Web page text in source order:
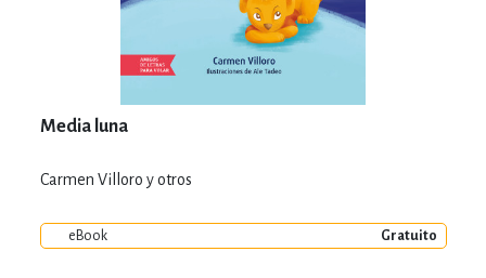
Media luna
Carmen Villoro y otros
eBook Gratuito